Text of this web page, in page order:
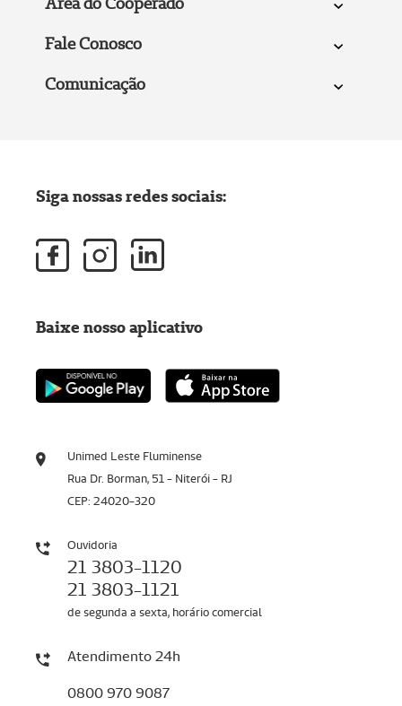
Fale Conosco
Comunicação
Unimed Leste Fluminense
Rua Dr. Borman, 51 - Niterói - RJ
CEP: 24020-320
Ouvidoria
21 3803-1120
21 3803-1121
de segunda a sexta, horário comercial
Atendimento 24h
0800 970 9087
Siga nossas redes sociais:
Baixe nosso aplicativo